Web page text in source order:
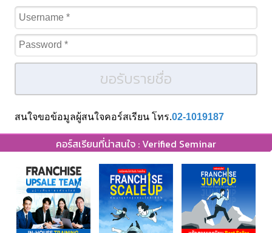
ขอรับรายชื่อ
สนใจขอข้อมูลผู้สนใจคอร์สเรียน โทร.02-1019187
คอร์สเรียนที่น่าสนใจ : Verified Seminar